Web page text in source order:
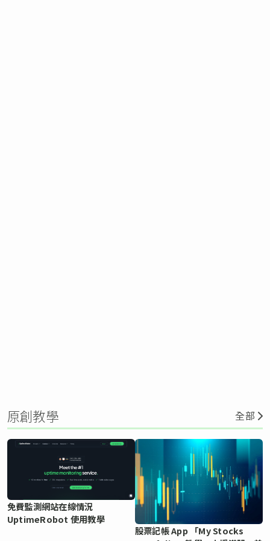
原創教學 全部
免費監測網站在線情況
UptimeRobot 使用教學
股票記帳 App 「My Stocks